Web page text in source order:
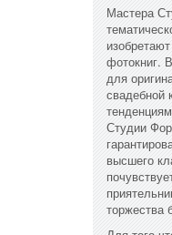
Мастера
фотокниг.
для
свадебной
Студии
высшего
торжества